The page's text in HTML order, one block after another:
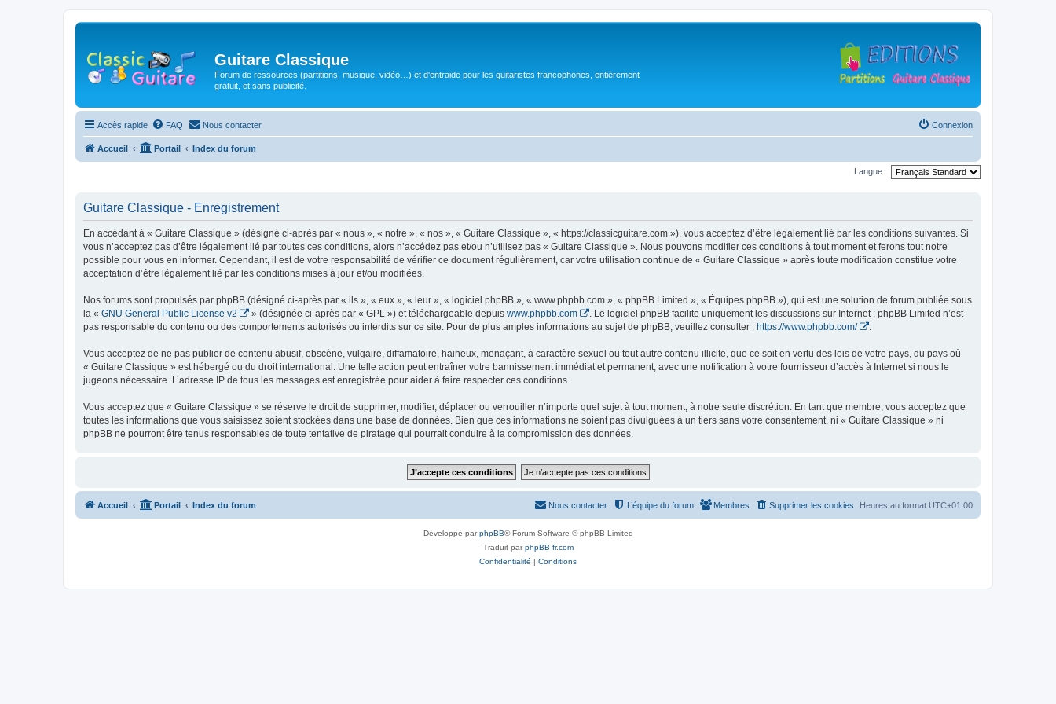
Guitare Classique
Forum de ressources (partitions, musique, vidéo…) et d'entraide pour les guitaristes francophones, entièrement
gratuit, et sans publicité.
Accès rapide FAQ Nous contacter Connexion
Accueil Portail Index du forum
Langue :
Guitare Classique - Enregistrement
En accédant à « Guitare Classique » (désigné ci-après par « nous », « notre », « nos », « Guitare Classique », « https://classicguitare.com »), vous acceptez d’être légalement lié par les conditions suivantes. Si
vous n’acceptez pas d’être légalement lié par toutes ces conditions, alors n’accédez pas et/ou n’utilisez pas « Guitare Classique ». Nous pouvons modifier ces conditions à tout moment et ferons tout notre
possible pour vous en informer. Cependant, il est de votre responsabilité de vérifier ce document régulièrement, car votre utilisation continue de « Guitare Classique » après toute modification constitue votre
acceptation d’être légalement lié par les conditions mises à jour et/ou modifiées.
Nos forums sont propulsés par phpBB (désigné ci-après par « ils », « eux », « leur », « logiciel phpBB », « www.phpbb.com », « phpBB Limited », « Équipes phpBB »), qui est une solution de forum publiée sous
la « GNU General Public License v2 » (désignée ci-après par « GPL ») et téléchargeable depuis www.phpbb.com
. Le logiciel phpBB facilite uniquement les discussions sur Internet ; phpBB Limited n’est
pas responsable du contenu ou des comportements autorisés ou interdits sur ce site. Pour de plus amples informations au sujet de phpBB, veuillez consulter : https://www.phpbb.com/ .
Vous acceptez de ne pas publier de contenu abusif, obscène, vulgaire, diffamatoire, haineux, menaçant, à caractère sexuel ou tout autre contenu illicite, que ce soit en vertu des lois de votre pays, du pays où
« Guitare Classique » est hébergé ou du droit international. Une telle action peut entraîner votre bannissement immédiat et permanent, avec une notification à votre fournisseur d’accès à Internet si nous le
jugeons nécessaire. L’adresse IP de tous les messages est enregistrée pour aider à faire respecter ces conditions.
Vous acceptez que « Guitare Classique » se réserve le droit de supprimer, modifier, déplacer ou verrouiller n’importe quel sujet à tout moment, à notre seule discrétion. En tant que membre, vous acceptez que
toutes les informations que vous saisissez soient stockées dans une base de données. Bien que ces informations ne soient pas divulguées à un tiers sans votre consentement, ni « Guitare Classique » ni
phpBB ne pourront être tenus responsables de toute tentative de piratage qui pourrait conduire à la compromission des données.
Accueil Portail Index du forum Heures au format UTC+01:00
Supprimer les cookies
Membres
L’équipe du forum
Nous contacter
Développé parphpBB® Forum Software © phpBB Limited
Traduit parphpBB-fr.com
Confidentialité | Conditions